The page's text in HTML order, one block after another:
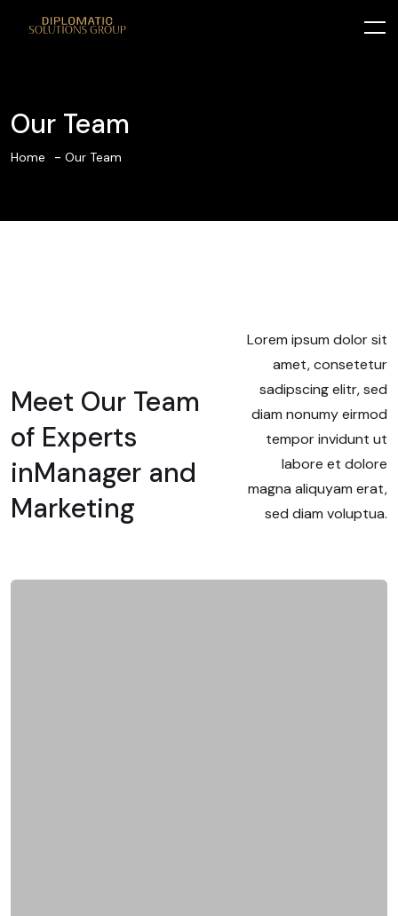
Our Team
Home Our Team
Meet Our Team
of Experts
inManager and
Marketing
Lorem ipsum dolor sit
amet, consetetur
sadipscing elitr, sed
diam nonumy eirmod
tempor invidunt ut
labore et dolore
magna aliquyam erat,
sed diam voluptua.